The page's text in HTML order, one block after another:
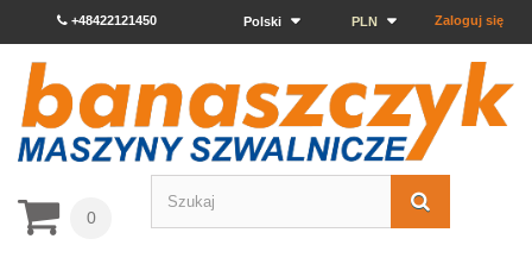
Zaloguj się
PLN
Polski
+48422121450
0